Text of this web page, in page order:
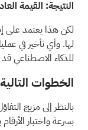
النتيجة: القيمة العادلة 130 دولارًا (مبالغ في
لكن هذا يعتمد على
لها. وأي تأخير في
للذكاء الاصطناعي
الخطوات التالية
بالنظر إلى مزيج
بسرعة واختبار